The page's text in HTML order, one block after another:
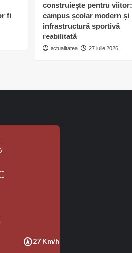
fi
construiește pentru viitor:
campus școlar modern și
infrastructură sportivă
reabilitată
actualitatea 27 iulie 2026
27 Km/h